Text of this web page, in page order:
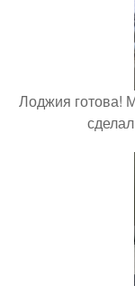
Лоджия готова!